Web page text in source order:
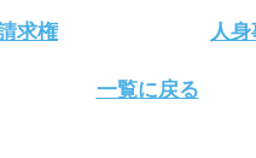
求権 人
一覧に戻る